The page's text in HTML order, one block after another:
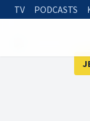
TV PODCASTS